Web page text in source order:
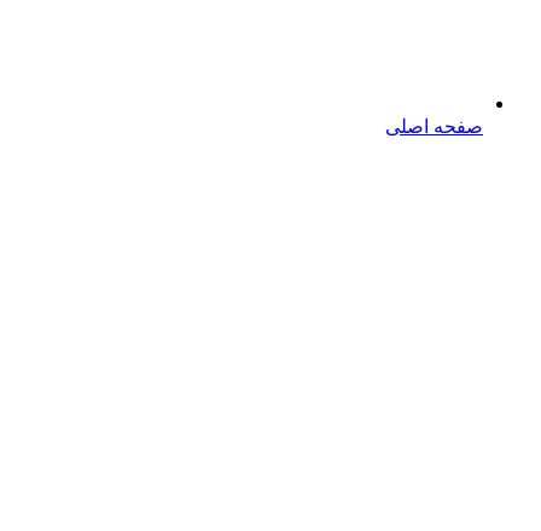
اصلی